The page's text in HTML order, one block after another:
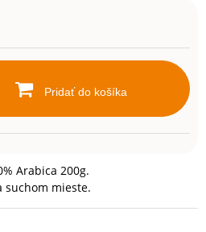
Pridať do košíka
Arabica 200g.
suchom mieste.